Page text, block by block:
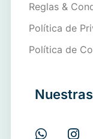
Reglas &
Política de
Política de